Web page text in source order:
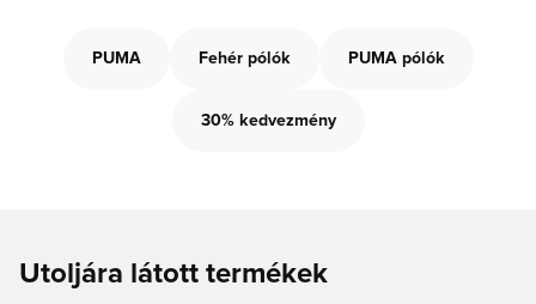
PUMA Fehér pólók PUMA pólók
30% kedvezmény
Utoljára látott termékek